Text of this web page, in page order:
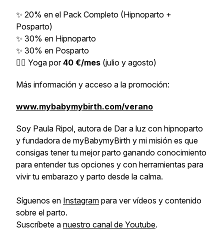
✨ 20% en el Pack Completo (Hipnoparto +
Posparto)
✨ 30% en Hipnoparto
✨ 30% en Posparto
🧘‍♀️ Yoga por40 €/mes (julio y agosto)
Más información y acceso a la promoción:
www.mybabymybirth.com/verano
Soy Paula Ripol, autora de Dar a luz con hipnoparto
y fundadora de myBabymyBirth y mi misión es que
consigas tener tu mejor parto ganando conocimiento
para entender tus opciones y con herramientas para
vivir tu embarazo y parto desde la calma.
Síguenos en Instagram para ver vídeos y contenido
sobre el parto.
Suscríbete a nuestro canal de Youtube.